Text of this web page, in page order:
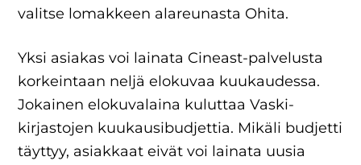
valitse lomakkeen alareunasta Ohita.
Yksi asiakas voi lainata Cineast-palvelusta
korkeintaan neljä elokuvaa kuukaudessa.
Jokainen elokuvalaina kuluttaa Vaski-
kirjastojen kuukausibudjettia. Mikäli budjetti
täyttyy, asiakkaat eivät voi lainata uusia